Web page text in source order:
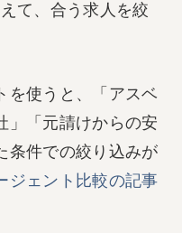
て、合う求人を絞
を使うと、「アスベ
」「元請けからの安
条件での絞り込みが
ジェント比較の記事